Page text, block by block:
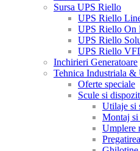
Sursa UPS Riello
UPS Riello
UPS Riello On
UPS Riello
UPS Riello
Inchirieri Generatoare
Tehnica Industriala
Oferte speciale
Scule si
Utilaje si
Montaj si
Umplere